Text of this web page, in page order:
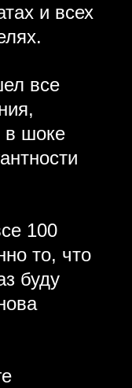
и всех
все
шоке
100
то, что
буду